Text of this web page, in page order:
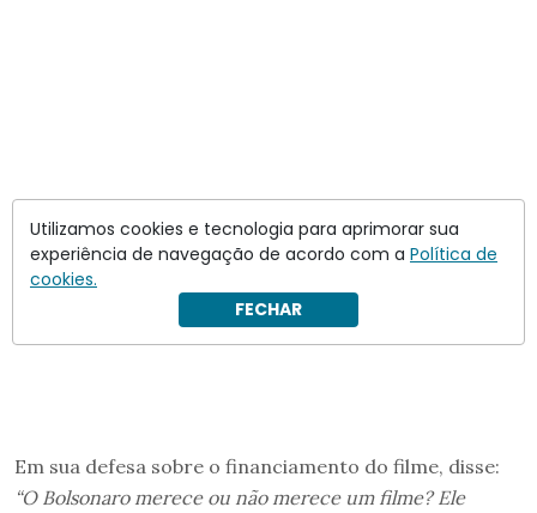
Em sua defesa sobre o financiamento do filme, disse:
“O Bolsonaro merece ou não merece um filme? Ele
Utilizamos cookies e tecnologia para aprimorar sua
experiência de navegação de acordo com a Política de
cookies.
FECHAR